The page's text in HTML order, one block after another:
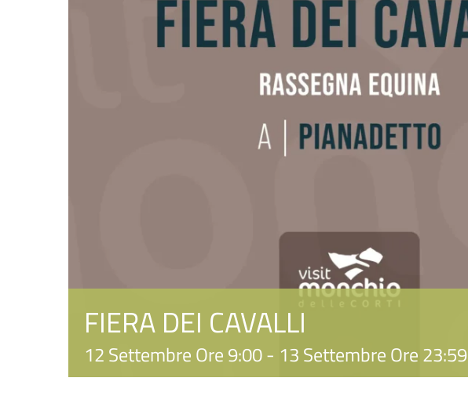
FIERA DEI CAVALLI
12 Settembre Ore 9:00- 13 Settembre Ore 23:59